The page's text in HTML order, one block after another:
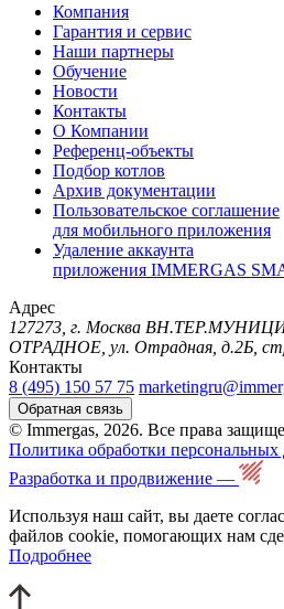
Компания
Гарантия и сервис
Наши партнеры
Обучение
Новости
Контакты
О Компании
Референц-объекты
Подбор котлов
Архив документации
Пользовательское соглашение
для мобильного приложения
Удаление аккаунта
приложения IMMERGAS
Адрес
127273, г. Москва
ОТРАДНОЕ, ул. Отрадная, д.2Б,
Контакты
8 (495) 150 57 75
Обратная связь
© Immergas, 2026. Все права
Политика обработки
Разработка и продвижение —
Используя наш сайт, вы даете
файлов cookie, помогающих нам
Подробнее